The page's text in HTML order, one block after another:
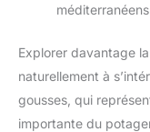
méditerranéens
Explorer davantage
naturellement à
gousses, qui
importante du